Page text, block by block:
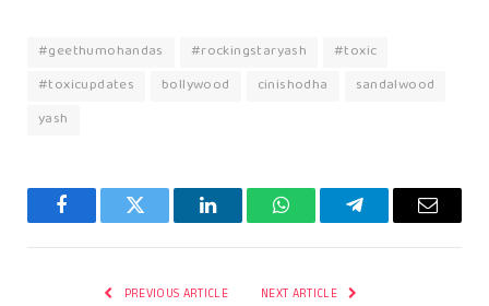
#geethumohandas #rockingstaryash
#toxic
#toxicupdates
bollywood cinishodha
sandalwood
yash
FacebookTwitter LinkedInWhatsAppTelegramEmail
PREVIOUS ARTICLE NEXT ARTICLE